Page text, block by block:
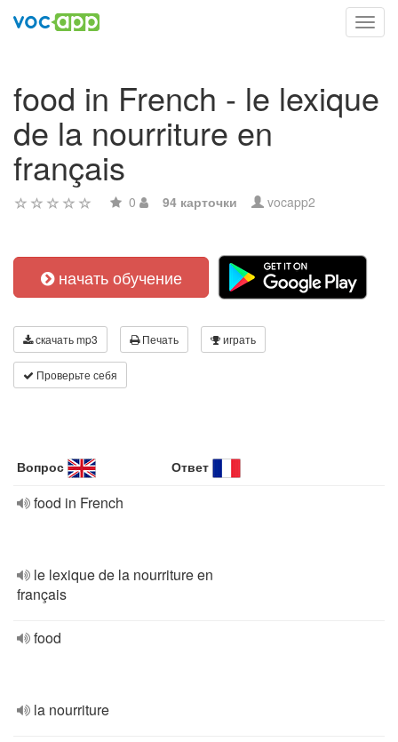
food in French - le lexique
de la nourriture en
français
0 94 карточки vocapp2
начать обучение
скачать mp3 Печать играть
Проверьте себя
Вопрос Ответ
food in French
le lexique de la nourriture en
français
food
la nourriture